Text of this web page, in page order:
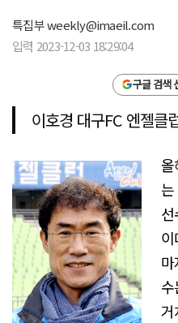
특집부weekly@imaeil.com
입력 2023-12-03 18:29:04
구글 검색
이호경 대구FC 엔젤클
거